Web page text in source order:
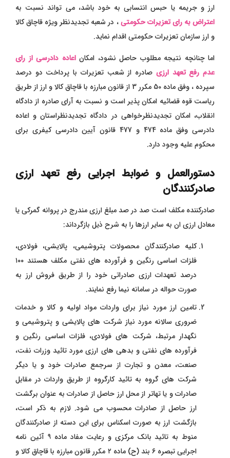
ارز و جریمه یا حبس انتسابی به خود باشد، می تواند نسبت به
اعتراض به رای تعزیرات حکومتی، در شعبه تجدیدنظر ویژه قاچاق کالا
و ارز سازمان تعزیرات حکومتی اقدام نماید.
اما چنانچه نتیجه مطلوب حاصل نشود، امکاناعاده دادرسی از رای
عدم رفع تعهد ارزی صادره از شعب تعزیرات با پرداخت دو درصد
سپرده ، وفق ماده 50 مکرر 3 از قانون مبارزه با قاچاق کالا و ارز از طریق
ریاست قوه قضائیه امکان پذیر است و نسبت به آرای صادره از دادگاه
انقلاب، امکان تجدیدنظرخواهی در دادگاه تجدیدنظراستان و اعاده
دادرسی وفق ماده 474 و 477 قانون آیین دادرسی کیفری برای
محکوم علیه وجود دارد.
دستورالعمل و ضوابط اجرایی رفع تعهد ارزی
صادرکنندگان
صادرکننده مکلف است صد در صد مبلغ ارزی مندرج در پروانه گمرکی یا
معادل ارزی ان به سایر ارزها را به شرح ذیل بازگرداند:
کلیه صادرکنندگان محصولات پتروشیمی، پالایشی، فولادی،
فلزات اساسی رنگین و فرآورده های نفتی مکلف هستند ۱۰۰
درصد تعهدات ارزی صادراتی خود را از طریق فروش ارز به
صورت حواله در سامانه نیما رفع نمایند.
تامین ارز مورد نیاز برای واردات مواد اولیه و کالا و خدمات
ضروری سالانه مورد نیاز شرکت های پالایشی و پتروشیمی و
نگهدار مرتبط، شرکت های فولادی، فلزات اساسی رنگین و
فرآورده های نفتی و بدهی های ارزی مورد تائید وزرات نفت،
صنعت، معدن و تجارت از سرجمع صادرات خود و یا دیگر
شرکت های گروه به تائید کارگروه از طریق واردات در مقابل
صادرات و یا تهاتر از محل ارز حاصل از صادرات به عنوان برگشت
ارز حاصل از صادرات محسوب می شود.لازم به ذکر است،
بازگشت ارز به صورت اسکناس برای این دسته از صادرکنندگان
منوط به تائید بانک مرکزی و رعایت مفاد ماده ۹ آئین نامه
اجرایی تبصره ۶ بند (ح) ماده ۲ مکرر قانون مبارزه با قاچاق کالا و